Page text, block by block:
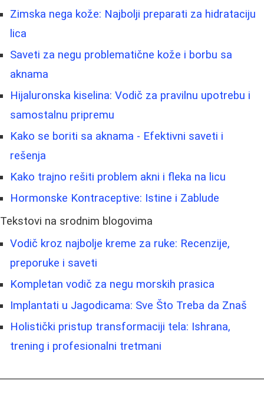
Zimska nega kože: Najbolji preparati za hidrataciju
lica
Saveti za negu problematične kože i borbu sa
aknama
Hijaluronska kiselina: Vodič za pravilnu upotrebu i
samostalnu pripremu
Kako se boriti sa aknama - Efektivni saveti i
rešenja
Kako trajno rešiti problem akni i fleka na licu
Hormonske Kontraceptive: Istine i Zablude
Tekstovi na srodnim blogovima
Vodič kroz najbolje kreme za ruke: Recenzije,
preporuke i saveti
Kompletan vodič za negu morskih prasica
Implantati u Jagodicama: Sve Što Treba da Znaš
Holistički pristup transformaciji tela: Ishrana,
trening i profesionalni tretmani